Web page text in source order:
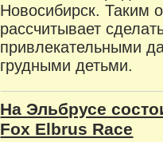
Новосибирск. Таким
рассчитывает
привлекательными
грудными детьми.
На Эльбрусе
Fox Elbrus Race